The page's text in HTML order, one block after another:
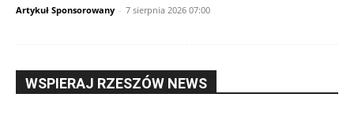
Artykuł Sponsorowany - 7 sierpnia 2026 07:00
WSPIERAJ RZESZÓW NEWS